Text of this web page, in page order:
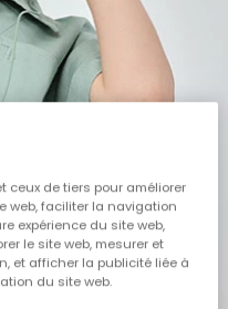
ceux de tiers pour améliorer
web, faciliter la navigation
expérience du site web,
le site web, mesurer et
et afficher la publicité liée à
du site web.